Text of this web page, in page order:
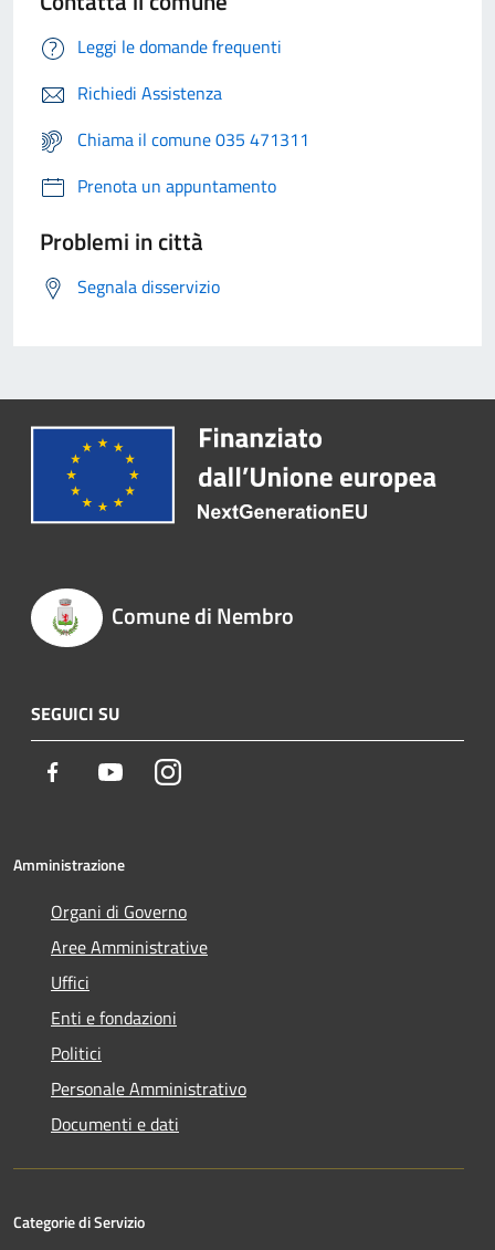
Leggi le domande frequenti
Richiedi Assistenza
Chiama il comune 035 471311
Prenota un appuntamento
Problemi in città
Segnala disservizio
Comune di Nembro
SEGUICI SU
Facebook YoutubeInstagram
Amministrazione
Organi di Governo
Aree Amministrative
Uffici
Enti e fondazioni
Politici
Personale Amministrativo
Documenti e dati
Categorie di Servizio